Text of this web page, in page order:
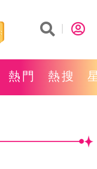
熱門 熱搜